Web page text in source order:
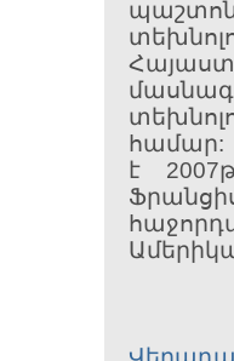
համար:
է